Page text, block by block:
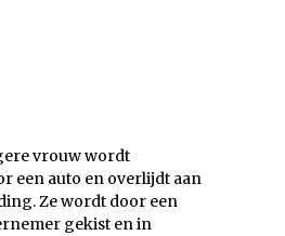
vrouw wordt
een auto en overlijdt aan
Ze wordt door een
gekist en in